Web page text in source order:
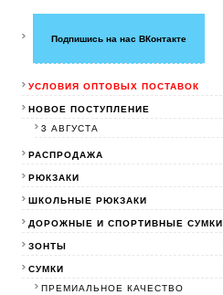
Подпишись на нас ВКонтакте
УСЛОВИЯ ОПТОВЫХ ПОСТАВОК
НОВОЕ ПОСТУПЛЕНИЕ
3 АВГУСТА
РАСПРОДАЖА
РЮКЗАКИ
ШКОЛЬНЫЕ РЮКЗАКИ
ДОРОЖНЫЕ И СПОРТИВНЫЕ СУМКИ
ЗОНТЫ
СУМКИ
ПРЕМИАЛЬНОЕ КАЧЕСТВО